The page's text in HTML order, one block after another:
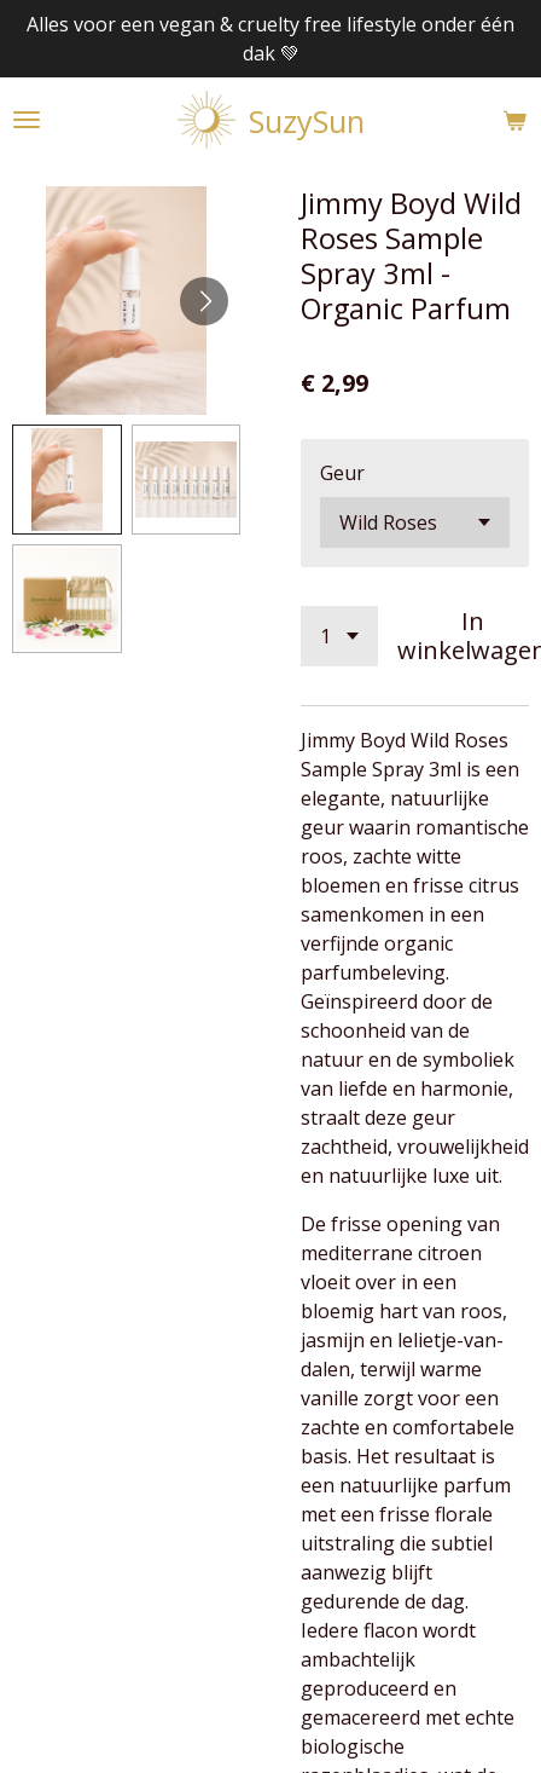
Ga
naar
de
SuzySun
Alles voor een vegan & cruelty free lifestyle onder één
dak 💚
Jimmy Boyd Wild
Roses Sample
Spray 3ml -
Organic Parfum
€ 2,99
Geur
In
Jimmy Boyd Wild Roses
Sample Spray 3ml is een
elegante, natuurlijke
geur waarin romantische
roos, zachte witte
bloemen en frisse citrus
samenkomen in een
verfijnde organic
parfumbeleving.
Geïnspireerd door de
schoonheid van de
natuur en de symboliek
van liefde en harmonie,
straalt deze geur
zachtheid, vrouwelijkheid
en natuurlijke luxe uit.
De frisse opening van
mediterrane citroen
vloeit over in een
bloemig hart van roos,
jasmijn en lelietje-van-
dalen, terwijl warme
vanille zorgt voor een
zachte en comfortabele
basis. Het resultaat is
een natuurlijke parfum
met een frisse florale
uitstraling die subtiel
aanwezig blijft
gedurende de dag.
Iedere flacon wordt
ambachtelijk
geproduceerd en
gemacereerd met echte
biologische